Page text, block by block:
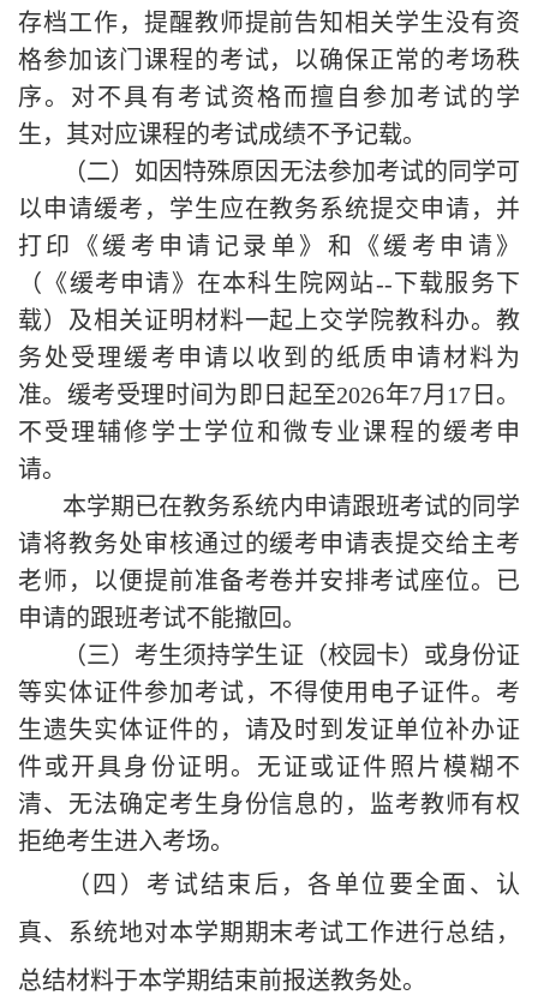
存档工作，提醒教师提前告知相关学生没有资
格参加该门课程的考试，以确保正常的考场秩
序。对不具有考试资格而擅自参加考试的学
生，其对应课程的考试成绩不予记载。
（二）如因特殊原因无法参加考试的同学可
以申请缓考，学生应在教务系统提交申请，并
打印《缓考申请记录单》和《缓考申请》
（《缓考申请》在本科生院网站--下载服务下
载）及相关证明材料一起上交学院教科办。教
务处受理缓考申请以收到的纸质申请材料为
准。缓考受理时间为即日起至2026年7月17日。
不受理辅修学士学位和微专业课程的缓考申
请。
本学期已在教务系统内申请跟班考试的同学
请将教务处审核通过的缓考申请表提交给主考
老师，以便提前准备考卷并安排考试座位。已
申请的跟班考试不能撤回。
（三）考生须持学生证（校园卡）或身份证
等实体证件参加考试，不得使用电子证件。考
生遗失实体证件的，请及时到发证单位补办证
件或开具身份证明。无证或证件照片模糊不
清、无法确定考生身份信息的，监考教师有权
拒绝考生进入考场。
（四）考试结束后，各单位要全面、认
真、系统地对本学期期末考试工作进行总结，
总结材料于本学期结束前报送教务处。